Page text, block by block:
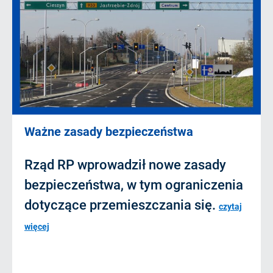
Ważne zasady bezpieczeństwa
Rząd RP wprowadził nowe zasady
bezpieczeństwa, w tym ograniczenia
dotyczące przemieszczania się. czytaj
więcej